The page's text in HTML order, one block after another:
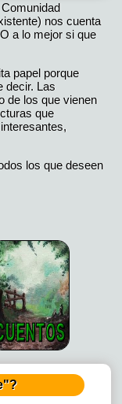
nos cuenta
a lo mejor si que
papel porque
decir. Las
de los que vienen
que
los que deseen